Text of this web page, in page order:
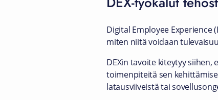
Digital Employee Experience
miten niitä voidaan
DEXin tavoite kiteytyy
toimenpiteitä sen
latausviiveistä tai